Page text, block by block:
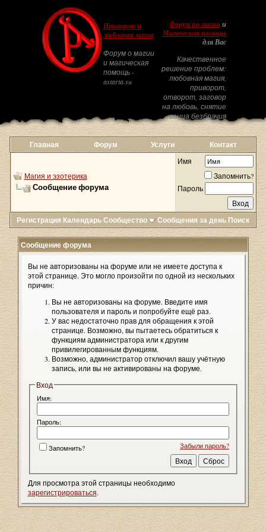
Приворот и
любовная магия
Форум о магии
и магическая
помощь -
astarta.su
Форум по магиии
Магическая помощь
для Вас
Качественное
решение проблем:
любовная магия,
приворот,
отворот, заговор
на любовь, снятие
венца безбрачия
Главная Форум Услуги Контакт
Магия и эзотерика
Сообщение форума
Имя
Запомнить?
Пароль
Регистрация КалендарьСообщество Сообщения за день Поиск
Сообщение форума
Вы не авторизованы на форуме или не имеете доступа к
этой странице. Это могло произойти по одной из нескольких
причин:
Вы не авторизованы на форуме. Введите имя
пользователя и пароль и попробуйте ещё раз.
У вас недостаточно прав для обращения к этой
странице. Возможно, вы пытаетесь обратиться к
функциям администратора или к другим
привилегированным функциям.
Возможно, администратор отключил вашу учётную
запись, или вы не активированы на форуме.
Вход
Имя:
Пароль:
Забыли пароль?
Запомнить?
Для просмотра этой страницы необходимо
зарегистрироваться.